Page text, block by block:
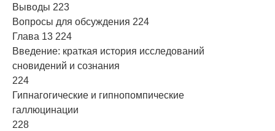
Выводы 223
Вопросы для обсуждения 224
Глава 13 224
Введение: краткая история исследований
сновидений и сознания
224
Гипнагогические и гипнопомпические
галлюцинации
228